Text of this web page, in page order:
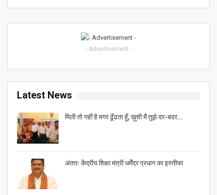
- Advertisement -
Latest News
मिली तो नहीं है मगर ढूँढता हूँ, ख़ुशी मैं तुझे दर-बदर…
अंततः केंद्रीय शिक्षा मंत्री धर्मेंद्र प्रधान का इस्तीफा